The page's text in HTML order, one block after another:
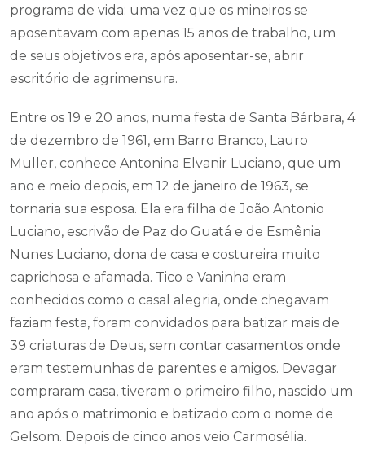
programa de vida: uma vez que os mineiros se
aposentavam com apenas 15 anos de trabalho, um
de seus objetivos era, após aposentar-se, abrir
escritório de agrimensura.
Entre os 19 e 20 anos, numa festa de Santa Bárbara, 4
de dezembro de 1961, em Barro Branco, Lauro
Muller, conhece Antonina Elvanir Luciano, que um
ano e meio depois, em 12 de janeiro de 1963, se
tornaria sua esposa. Ela era filha de João Antonio
Luciano, escrivão de Paz do Guatá e de Esmênia
Nunes Luciano, dona de casa e costureira muito
caprichosa e afamada. Tico e Vaninha eram
conhecidos como o casal alegria, onde chegavam
faziam festa, foram convidados para batizar mais de
39 criaturas de Deus, sem contar casamentos onde
eram testemunhas de parentes e amigos. Devagar
compraram casa, tiveram o primeiro filho, nascido um
ano após o matrimonio e batizado com o nome de
Gelsom. Depois de cinco anos veio Carmosélia.